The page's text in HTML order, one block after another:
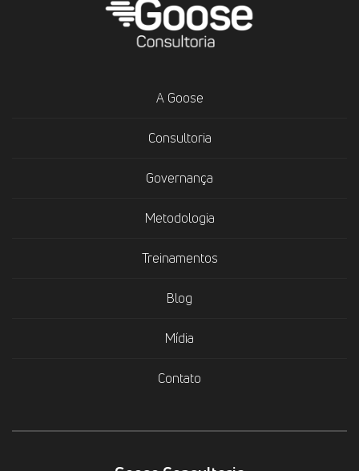
A Goose
Consultoria
Governança
Metodologia
Treinamentos
Blog
Mídia
Contato